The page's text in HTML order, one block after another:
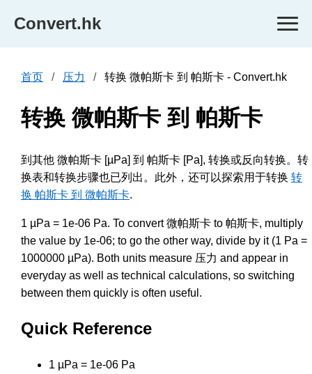
Convert.hk
首页 压力 转换 微帕斯卡 到 帕斯卡 - Convert.hk
转换 微帕斯卡 到 帕斯卡
到其他 微帕斯卡 [µPa] 到 帕斯卡 [Pa], 转换或反向转换。转
换表和转换步骤也已列出。此外，还可以探索用于转换 转
换 帕斯卡 到 微帕斯卡.
1 µPa = 1e-06 Pa. To convert 微帕斯卡 to 帕斯卡, multiply
the value by 1e-06; to go the other way, divide by it (1 Pa =
1000000 µPa). Both units measure 压力 and appear in
everyday as well as technical calculations, so switching
between them quickly is often useful.
Quick Reference
1 µPa = 1e-06 Pa